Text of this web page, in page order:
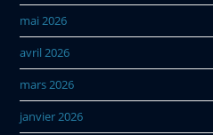
mai 2026
avril 2026
mars 2026
janvier 2026